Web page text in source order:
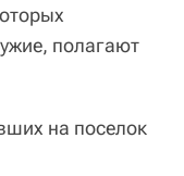
полагают
на поселок